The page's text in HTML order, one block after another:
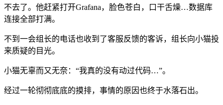
不去了。他赶紧打开Grafana，脸色苍白，口干舌燥…数据库
连接全部打满。
不到一会组长的电话也收到了客服反馈的客诉，组长向小猫投
来质疑的目光。
小猫无辜而又无奈：“我真的没有动过代码…”。
经过一轮彻彻底底的摸排，事情的原因也终于水落石出。